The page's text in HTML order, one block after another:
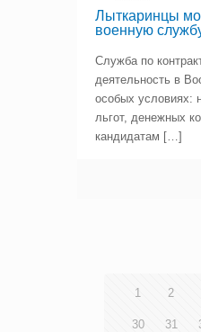
Лыткаринцы
военную
Служба по
деятельность в
особых условиях:
льгот, денежных
кандидатам […]
1 2
30 31